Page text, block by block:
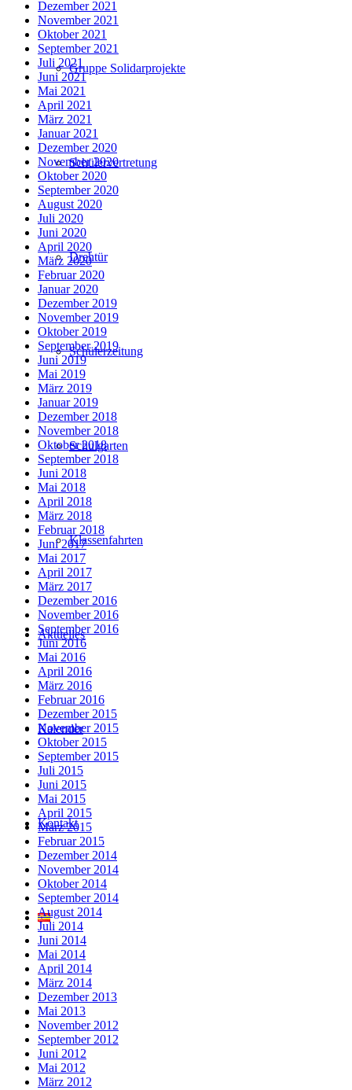
Gruppe Solidarprojekte
Schülervertretung
Drehtür
Schülerzeitung
Schulgarten
Klassenfahrten
Aktuelles
Kalender
Kontakt
Suche
Dezember 2021
November 2021
Oktober 2021
September 2021
Juli 2021
Juni 2021
Mai 2021
April 2021
März 2021
Januar 2021
Dezember 2020
November 2020
Oktober 2020
September 2020
August 2020
Juli 2020
Juni 2020
April 2020
März 2020
Februar 2020
Januar 2020
Dezember 2019
November 2019
Oktober 2019
September 2019
Juni 2019
Mai 2019
März 2019
Januar 2019
Dezember 2018
November 2018
Oktober 2018
September 2018
Juni 2018
Mai 2018
April 2018
März 2018
Februar 2018
Juni 2017
Mai 2017
April 2017
März 2017
Dezember 2016
November 2016
September 2016
Juni 2016
Mai 2016
April 2016
März 2016
Februar 2016
Dezember 2015
November 2015
Oktober 2015
September 2015
Juli 2015
Juni 2015
Mai 2015
April 2015
März 2015
Februar 2015
Dezember 2014
November 2014
Oktober 2014
September 2014
August 2014
Juli 2014
Juni 2014
Mai 2014
April 2014
März 2014
Dezember 2013
Mai 2013
November 2012
September 2012
Juni 2012
Mai 2012
März 2012